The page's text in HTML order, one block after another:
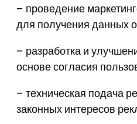
– проведение
для получения данных
– разработка и
основе согласия
– техническая подача
законных интересов